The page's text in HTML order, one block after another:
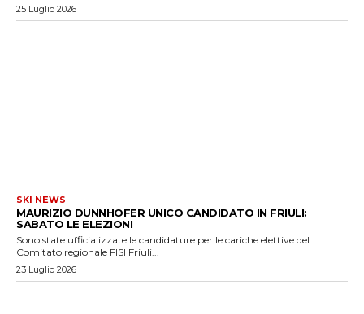
25 Luglio 2026
SKI NEWS
MAURIZIO DUNNHOFER UNICO CANDIDATO IN FRIULI:
SABATO LE ELEZIONI
Sono state ufficializzate le candidature per le cariche elettive del
Comitato regionale FISI Friuli...
23 Luglio 2026